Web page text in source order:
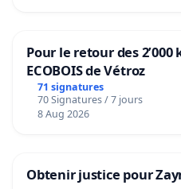
Pour le retour des
ECOBOIS de Vétroz
71 signatures
70 Signatures / 7 jours
8 Aug 2026
Obtenir justice pour